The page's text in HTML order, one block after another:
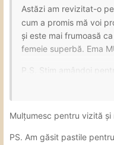
Astăzi am revizitat-o pe
cum a promis mă voi
și este mai frumoasă
femeie superbă. Ema
P.S. Știm amândoi
înseamnă.
Mulțumesc pentru vizită
PS. Am găsit pastile